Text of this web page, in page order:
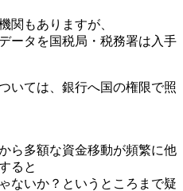
関もありますが、
ータを国税局・税務署は入手
いては、銀行へ国の権限で照
ら多額な資金移動が頻繁に他
ると
ないか？というところまで疑